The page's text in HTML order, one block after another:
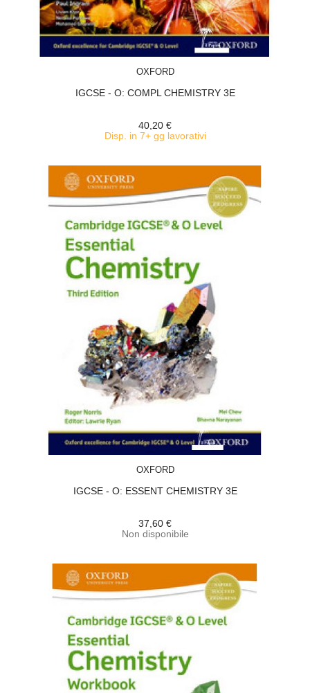
OXFORD
IGCSE - O: COMPL CHEMISTRY 3E
40,20 €
Disp. in 7+ gg lavorativi
OXFORD
IGCSE - O: ESSENT CHEMISTRY 3E
37,60 €
Non disponibile